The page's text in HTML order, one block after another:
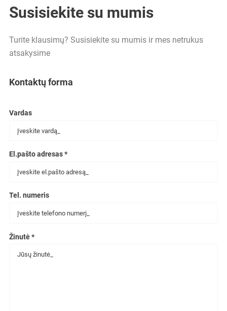
Susisiekite su mumis
Turite klausimų? Susisiekite su mumis ir mes netrukus
atsakysime
Kontaktų forma
Vardas
El.pašto adresas *
Tel. numeris
Žinutė *